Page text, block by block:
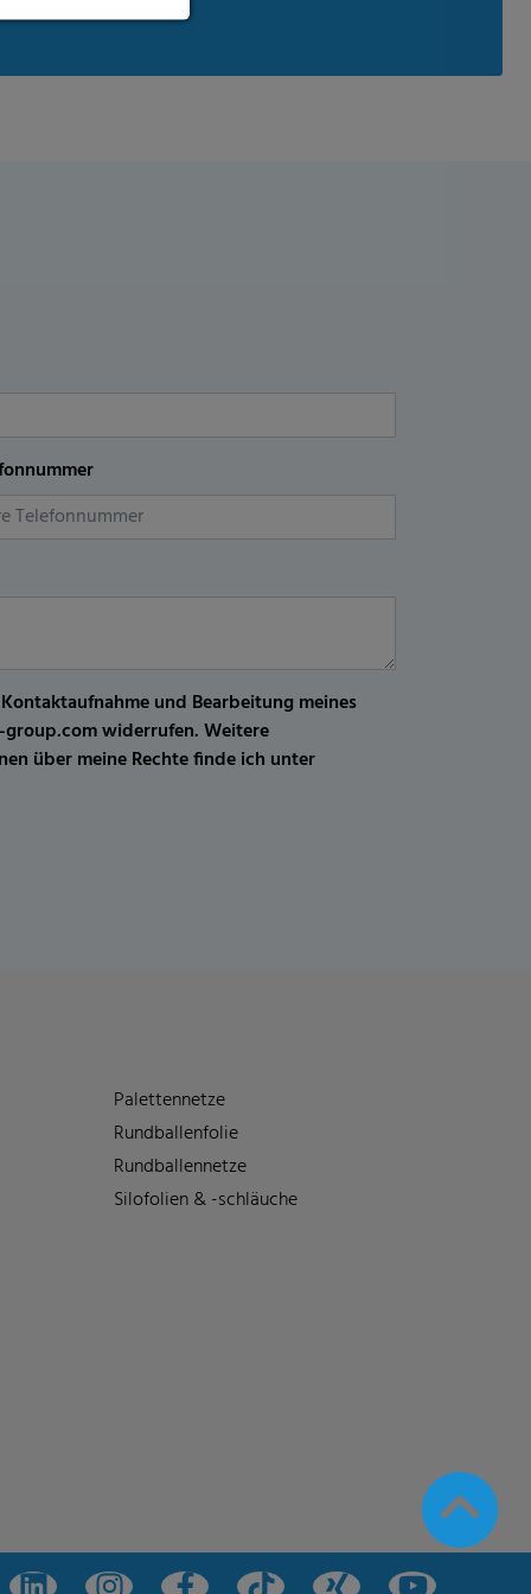
und Bearbeitung meines
widerrufen. Weitere
über meine Rechte finde ich unter
Palettennetze
Rundballenfolie
Rundballennetze
Silofolien & -schläuche